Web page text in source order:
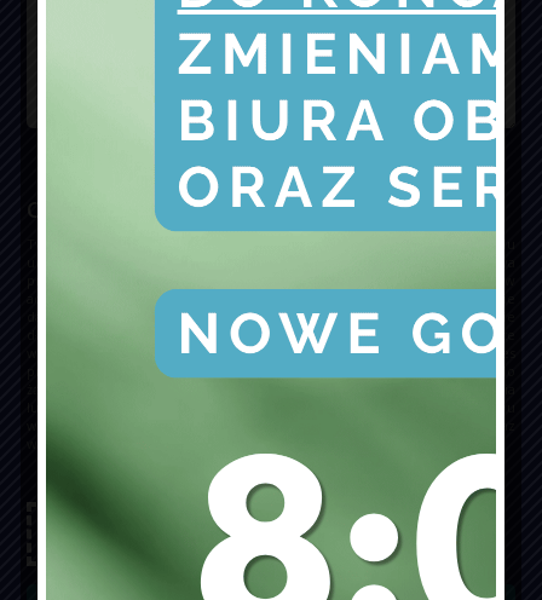
Chronimy Twoje dane!
administratora w postaci komunikacji z użytkownikami strony). Podanie
danych jest dobrowolne. Podane dane osobowe będą przetwarzane nie
dłużej, niż jest to konieczne do udzielenia odpowiedzi na pytanie zawarte
w formularzu, a po tym czasie mogą być przetwarzane przez okres
przedawnienia ewentualnych roszczeń. Przysługuje Panu/Pani prawo do
✓
Wyrażam zgodę na przetwarzanie danych osobowych
podanych w formularzu.